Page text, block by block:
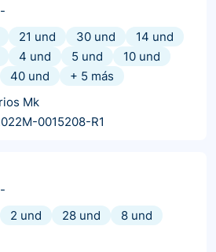
-
21 und 30 und
14 und
4 und 5 und
10 und
40 und + 5 más
Mk
0015208-R1
-
2 und 28 und
8 und